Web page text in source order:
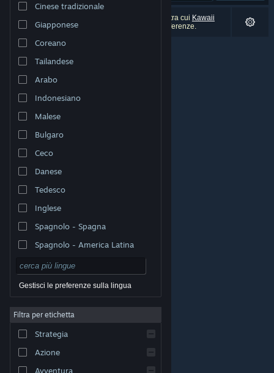
Cambia la lingua
Ottieni l'app mobile di Steam
Visualizza il sito web per desktop
appartengono ai rispettivi proprietari negli Stati Uniti e
legali|
Steam| Rimborsi|
Cinese tradizionale
Giapponese
Coreano
Tailandese
Arabo
Indonesiano
Malese
Bulgaro
Ceco
Danese
Tedesco
Inglese
Spagnolo - Spagna
Spagnolo - America Latina
Gestisci le preferenze sulla lingua
Filtra per etichetta
Strategia
Azione
Avventura
0 risultati corrispondono alla tua ricerca. 6 titoli (tra cui Kawaii
Survivors) sono stati esclusi in base alle tue preferenze.